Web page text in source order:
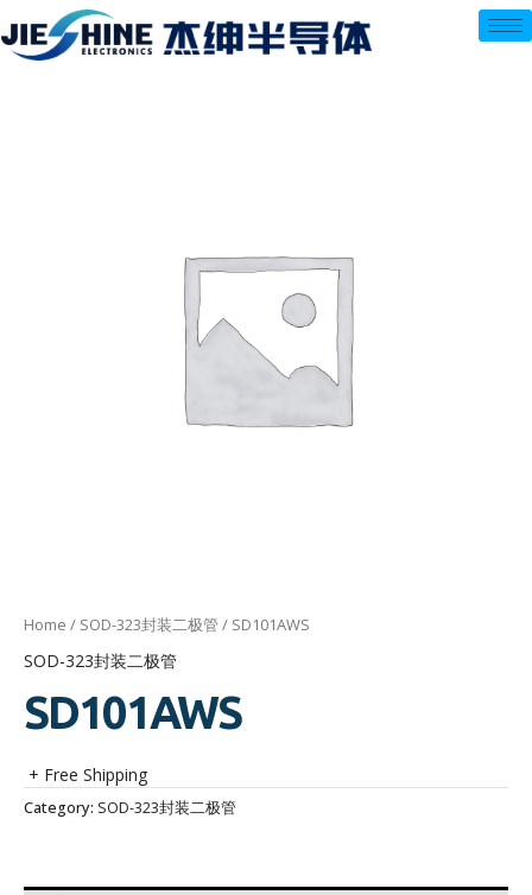
至
内
Home / SOD-323封装二极管 / SD101AWS
SOD-323封装二极管
SD101AWS
+ Free Shipping
Category: SOD-323封装二极管